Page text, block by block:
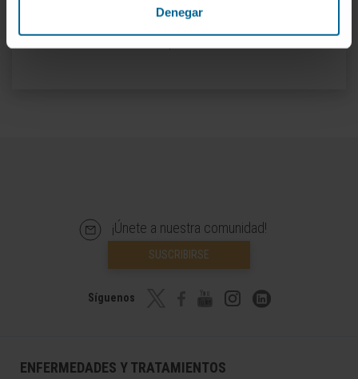
Denegar
¡Únete a nuestra comunidad!
SUSCRIBIRSE
Síguenos
ENFERMEDADES Y TRATAMIENTOS